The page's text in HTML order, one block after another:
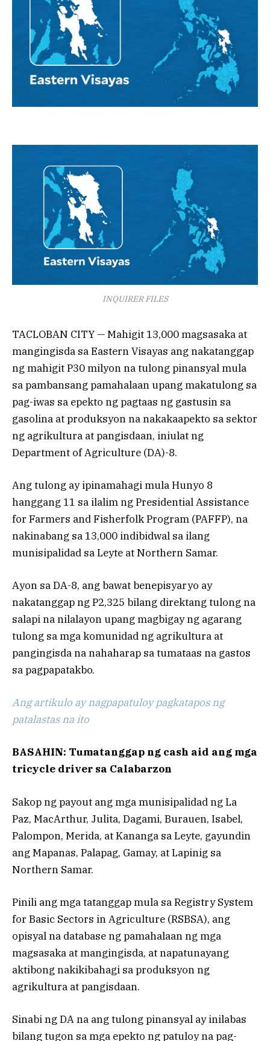
INQUIRER FILES
TACLOBAN CITY — Mahigit 13,000 magsasaka at
mangingisda sa Eastern Visayas ang nakatanggap
ng mahigit P30 milyon na tulong pinansyal mula
sa pambansang pamahalaan upang makatulong sa
pag-iwas sa epekto ng pagtaas ng gastusin sa
gasolina at produksyon na nakakaapekto sa sektor
ng agrikultura at pangisdaan, iniulat ng
Department of Agriculture (DA)-8.
Ang tulong ay ipinamahagi mula Hunyo 8
hanggang 11 sa ilalim ng Presidential Assistance
for Farmers and Fisherfolk Program (PAFFP), na
nakinabang sa 13,000 indibidwal sa ilang
munisipalidad sa Leyte at Northern Samar.
Ayon sa DA-8, ang bawat benepisyaryo ay
nakatanggap ng P2,325 bilang direktang tulong na
salapi na nilalayon upang magbigay ng agarang
tulong sa mga komunidad ng agrikultura at
pangingisda na nahaharap sa tumataas na gastos
sa pagpapatakbo.
Ang artikulo ay nagpapatuloy pagkatapos ng
patalastas na ito
BASAHIN: Tumatanggap ng cash aid ang mga
tricycle driver sa Calabarzon
Sakop ng payout ang mga munisipalidad ng La
Paz, MacArthur, Julita, Dagami, Burauen, Isabel,
Palompon, Merida, at Kananga sa Leyte, gayundin
ang Mapanas, Palapag, Gamay, at Lapinig sa
Northern Samar.
Pinili ang mga tatanggap mula sa Registry System
for Basic Sectors in Agriculture (RSBSA), ang
opisyal na database ng pamahalaan ng mga
magsasaka at mangingisda, at napatunayang
aktibong nakikibahagi sa produksyon ng
agrikultura at pangisdaan.
Sinabi ng DA na ang tulong pinansyal ay inilabas
bilang tugon sa mga epekto ng patuloy na pag-